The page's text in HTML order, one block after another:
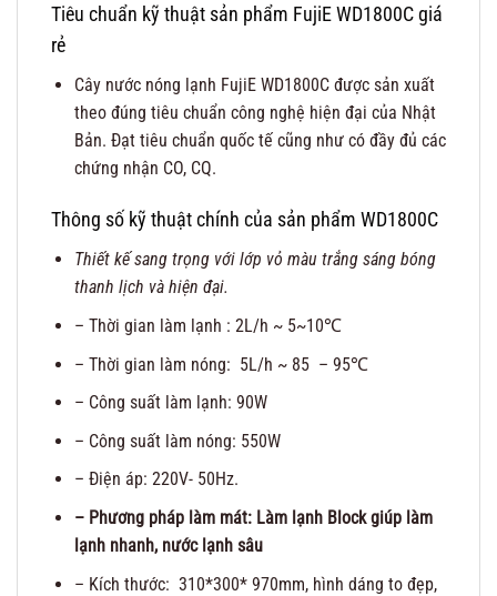
Tiêu chuẩn kỹ thuật sản phẩm FujiE WD1800C giá
rẻ
Cây nước nóng lạnh FujiE WD1800C được sản xuất
theo đúng tiêu chuẩn công nghệ hiện đại của Nhật
Bản. Đạt tiêu chuẩn quốc tế cũng như có đầy đủ các
chứng nhận CO, CQ.
Thông số kỹ thuật chính của sản phẩm WD1800C
Thiết kế sang trọng với lớp vỏ màu trắng sáng bóng
thanh lịch và hiện đại.
– Thời gian làm lạnh : 2L/h ~ 5~10℃
– Thời gian làm nóng: 5L/h ~ 85 – 95℃
– Công suất làm lạnh: 90W
– Công suất làm nóng: 550W
– Điện áp: 220V- 50Hz.
– Phương pháp làm mát: Làm lạnh Block giúp làm
lạnh nhanh, nước lạnh sâu
– Kích thước: 310*300* 970mm, hình dáng to đẹp,